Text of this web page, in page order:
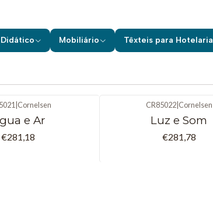
Mobiliário Têxteis para Hotelaria
- 7 anos
Cornelsen
e Ar
€281,18
CR85022| Cornelsen
Luz e Som
€281,78